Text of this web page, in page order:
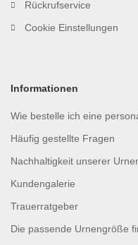
Rückrufservice
Cookie Einstellungen
Informationen
Wie bestelle ich eine
Häufig gestellte Fragen
Nachhaltigkeit unserer
Kundengalerie
Trauerratgeber
Die passende Urnengröße